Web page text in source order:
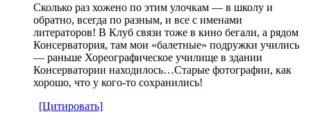
Сколько раз хожено по этим улочкам — в школу и
обратно, всегда по разным, и все с именами
литераторов! В Клуб связи тоже в кино бегали, а рядом
Консерватория, там мои «балетные» подружки учились
— раньше Хореографическое училище в здании
Консерватории находилось…Старые фотографии, как
хорошо, что у кого-то сохранились!
[Цитировать]